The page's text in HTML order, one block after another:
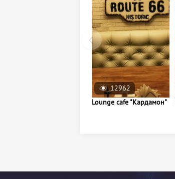
12962
Lounge cafe "Кардамон"